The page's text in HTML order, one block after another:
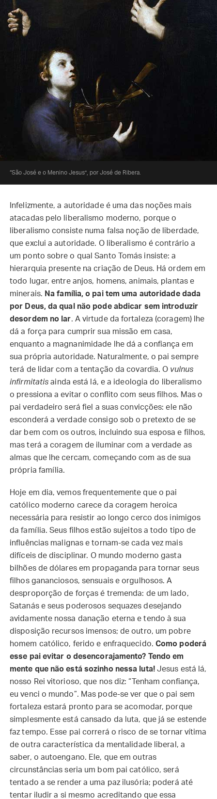
“São José e o Menino Jesus”, por José de Ribera.
Infelizmente, a autoridade é uma das noções mais
atacadas pelo liberalismo moderno, porque o
liberalismo consiste numa falsa noção de liberdade,
que exclui a autoridade. O liberalismo é contrário a
um ponto sobre o qual Santo Tomás insiste: a
hierarquia presente na criação de Deus. Há ordem em
todo lugar, entre anjos, homens, animais, plantas e
minerais. Na família, o pai tem uma autoridade dada
por Deus, da qual não pode abdicar sem introduzir
desordem no lar. A virtude da fortaleza (coragem) lhe
dá a força para cumprir sua missão em casa,
enquanto a magnanimidade lhe dá a confiança em
sua própria autoridade. Naturalmente, o pai sempre
terá de lidar com a tentação da covardia. O vulnus
infirmitatis ainda está lá, e a ideologia do liberalismo
o pressiona a evitar o conflito com seus filhos. Mas o
pai verdadeiro será fiel a suas convicções: ele não
esconderá a verdade consigo sob o pretexto de se
dar bem com os outros, incluindo sua esposa e filhos,
mas terá a coragem de iluminar com a verdade as
almas que lhe cercam, começando com as de sua
própria família.
Hoje em dia, vemos frequentemente que o pai
católico moderno carece da coragem heroica
necessária para resistir ao longo cerco dos inimigos
da família. Seus filhos estão sujeitos a todo tipo de
influências malignas e tornam-se cada vez mais
difíceis de disciplinar. O mundo moderno gasta
bilhões de dólares em propaganda para tornar seus
filhos gananciosos, sensuais e orgulhosos. A
desproporção de forças é tremenda: de um lado,
Satanás e seus poderosos sequazes desejando
avidamente nossa danação eterna e tendo à sua
disposição recursos imensos; de outro, um pobre
homem católico, ferido e enfraquecido. Como poderá
esse pai evitar o desencorajamento? Tendo em
mente que não está sozinho nessa luta!Jesus está lá,
nosso Rei vitorioso, que nos diz: “Tenham confiança,
eu venci o mundo”. Mas pode-se ver que o pai sem
fortaleza estará pronto para se acomodar, porque
simplesmente está cansado da luta, que já se estende
faz tempo. Esse pai correrá o risco de se tornar vítima
de outra característica da mentalidade liberal, a
saber, o autoengano. Ele, que em outras
circunstâncias seria um bom pai católico, será
tentado a se render a uma paz ilusória; poderá até
tentar iludir a si mesmo acreditando que essa